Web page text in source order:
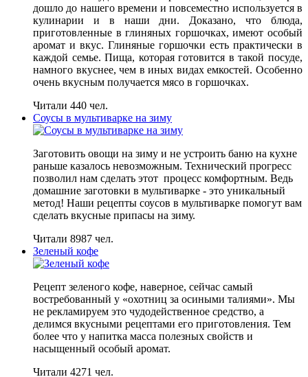
дошло до нашего времени и повсеместно используется в
кулинарии и в наши дни. Доказано, что блюда,
приготовленные в глиняных горшочках, имеют особый
аромат и вкус. Глиняные горшочки есть практически в
каждой семье. Пища, которая готовится в такой посуде,
намного вкуснее, чем в иных видах емкостей. Особенно
очень вкусным получается мясо в горшочках.
Читали 440 чел.
Соусы в мультиварке на зиму
Заготовить овощи на зиму и не устроить баню на кухне
раньше казалось невозможным. Технический прогресс
позволил нам сделать этот процесс комфортным. Ведь
домашние заготовки в мультиварке - это уникальный
метод! Наши рецепты соусов в мультиварке помогут вам
сделать вкусные припасы на зиму.
Читали 8987 чел.
Зеленый кофе
Рецепт зеленого кофе, наверное, сейчас самый
востребованный у «охотниц за осиными талиями». Мы
не рекламируем это чудодейственное средство, а
делимся вкусными рецептами его приготовления. Тем
более что у напитка масса полезных свойств и
насыщенный особый аромат.
Читали 4271 чел.